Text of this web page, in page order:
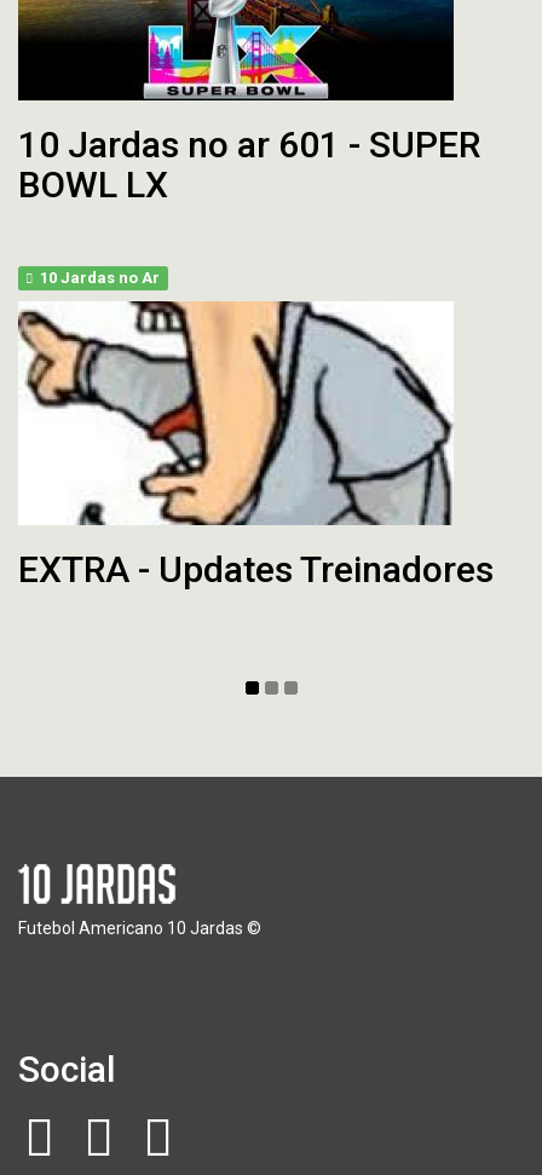
10 Jardas no ar 601 - SUPER
BOWL LX
10 Jardas no Ar
EXTRA - Updates Treinadores
Futebol Americano 10 Jardas ©
Social